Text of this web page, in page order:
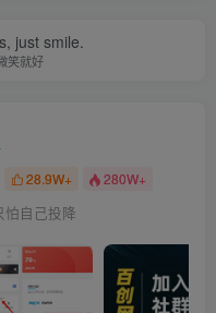
just smile.
笑就好
28.9W+ 280W+
怕自己投降